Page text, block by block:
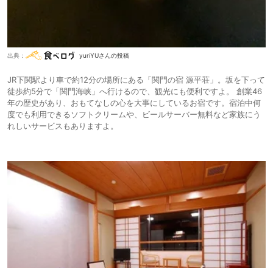
出典： yuriYUさんの投稿
JR下関駅より⾞で約12分の場所にある「関⾨の宿 源平荘」。坂を下って
徒歩約5分で「関⾨海峡」へ⾏けるので、観光にも便利ですよ。 創業46
年の歴史があり、おもてなしの心を大事にしているお宿です。宿泊中何
度でも利用できるソフトクリームや、ビールサーバー無料など家族にう
れしいサービスもありますよ。